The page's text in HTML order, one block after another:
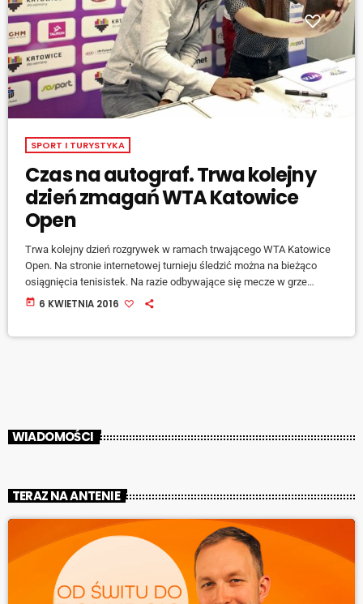
SPORT I TURYSTYKA
Czas na autograf. Trwa kolejny
dzień zmagań WTA Katowice
Open
Trwa kolejny dzień rozgrywek w ramach trwającego WTA Katowice
Open. Na stronie internetowej turnieju śledzić można na bieżąco
osiągnięcia tenisistek. Na razie odbywające się mecze w grze
podwójnej rozgrywane są w ramach 1/8 finałów. Organizator podał
today 6 KWIETNIA 2016
WIADOMOŚCI
TERAZ NA ANTENIE